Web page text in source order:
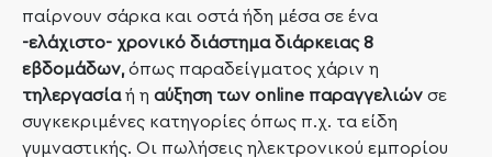
παίρνουν σάρκα και οστά ήδη μέσα σε ένα
-ελάχιστο- χρονικό διάστημα διάρκειας 8
εβδομάδων,όπως παραδείγματος χάριν η
τηλεργασίαή η αύξηση των οnlineπαραγγελιώνσε
συγκεκριμένες κατηγορίες όπως π.χ. τα είδη
γυμναστικής. Οι πωλήσεις ηλεκτρονικού εμπορίου